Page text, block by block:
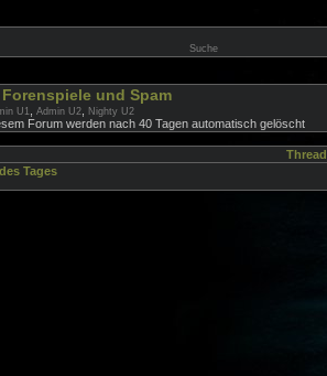
Suche
Forenspiele und Spam
U1 Admin U2, Nighty U2
Forum werden nach 40 Tagen automatisch gelöscht
Thread
Tages